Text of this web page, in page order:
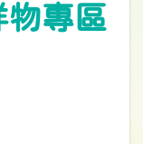
專區